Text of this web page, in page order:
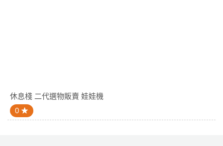
休息棧 二代選物販賣 娃娃機
0